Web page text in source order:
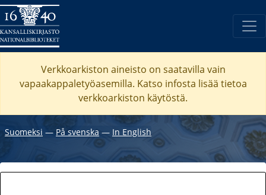
Verkkoarkiston aineisto on saatavilla vain
vapaakappaletyöasemilla. Katso infosta lisää tietoa
verkkoarkiston käytöstä.
Suomeksi ― På svenska ― In English